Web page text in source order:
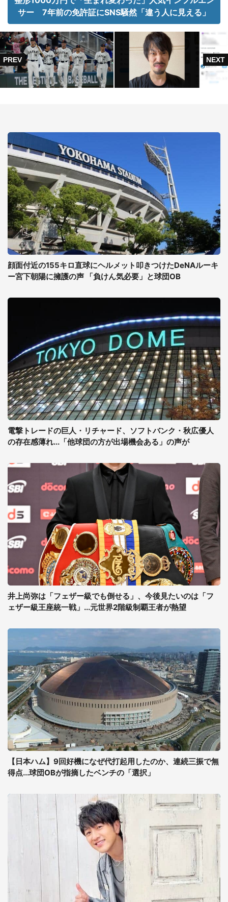
サー 7年前の免許証にSNS騒然「違う人に見える」
顔面付近の155キロ直球にヘルメット叩きつけたDeNAルーキ
ー宮下朝陽に擁護の声 「負けん気必要」と球団OB
電撃トレードの巨人・リチャード、ソフトバンク・秋広優人
の存在感薄れ...「他球団の方が出場機会ある」の声が
井上尚弥は「フェザー級でも倒せる」、今後見たいのは「フ
ェザー級王座統一戦」...元世界2階級制覇王者が熱望
【日本ハム】9回好機になぜ代打起用したのか、連続三振で無
得点...球団OBが指摘したベンチの「選択」